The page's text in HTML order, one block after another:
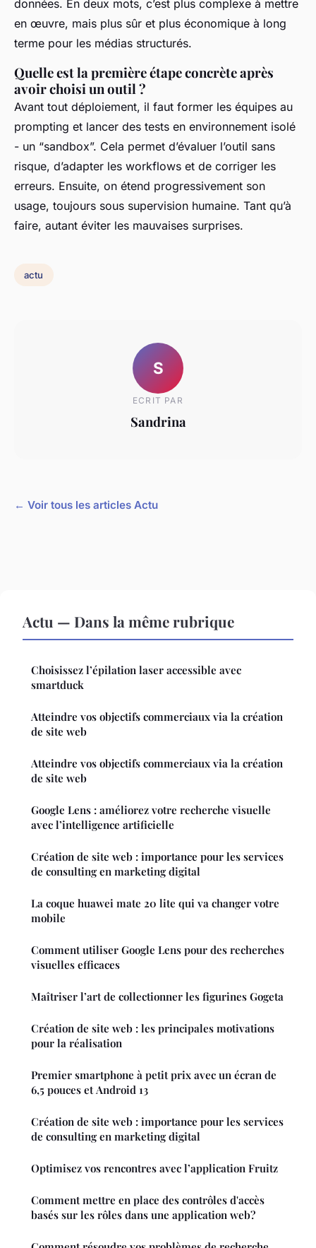
données. En deux mots, c’est plus complexe à mettre
en œuvre, mais plus sûr et plus économique à long
terme pour les médias structurés.
Quelle est la première étape concrète après
avoir choisi un outil ?
Avant tout déploiement, il faut former les équipes au
prompting et lancer des tests en environnement isolé
- un “sandbox”. Cela permet d’évaluer l’outil sans
risque, d’adapter les workflows et de corriger les
erreurs. Ensuite, on étend progressivement son
usage, toujours sous supervision humaine. Tant qu’à
faire, autant éviter les mauvaises surprises.
actu
S
ECRIT PAR
Sandrina
← Voir tous les articles Actu
Actu — Dans la même rubrique
Choisissez l’épilation laser accessible avec
smartduck
Atteindre vos objectifs commerciaux via la création
de site web
Atteindre vos objectifs commerciaux via la création
de site web
Google Lens : améliorez votre recherche visuelle
avec l’intelligence artificielle
Création de site web : importance pour les services
de consulting en marketing digital
La coque huawei mate 20 lite qui va changer votre
mobile
Comment utiliser Google Lens pour des recherches
visuelles efficaces
Maîtriser l’art de collectionner les figurines Gogeta
Création de site web : les principales motivations
pour la réalisation
Premier smartphone à petit prix avec un écran de
6,5 pouces et Android 13
Création de site web : importance pour les services
de consulting en marketing digital
Optimisez vos rencontres avec l’application Fruitz
Comment mettre en place des contrôles d'accès
basés sur les rôles dans une application web?